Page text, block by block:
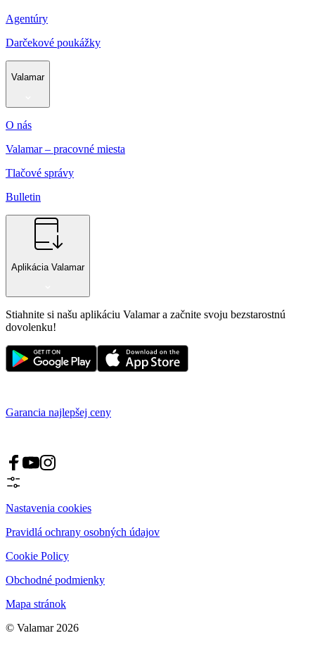
Agentúry
Darčekové poukážky
Valamar
O nás
Valamar – pracovné miesta
Tlačové správy
Bulletin
Aplikácia Valamar
Stiahnite si našu aplikáciu Valamar a začnite svoju bezstarostnú
dovolenku!
Garancia najlepšej ceny
Nastavenia cookies
Pravidlá ochrany osobných údajov
Cookie Policy
Obchodné podmienky
Mapa stránok
© Valamar 2026